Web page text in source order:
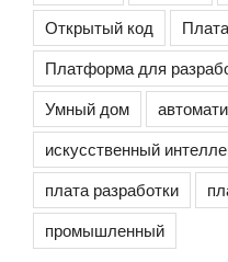
Открытый код
Платформа для
Умный дом
искусственный
плата разработки
промышленный